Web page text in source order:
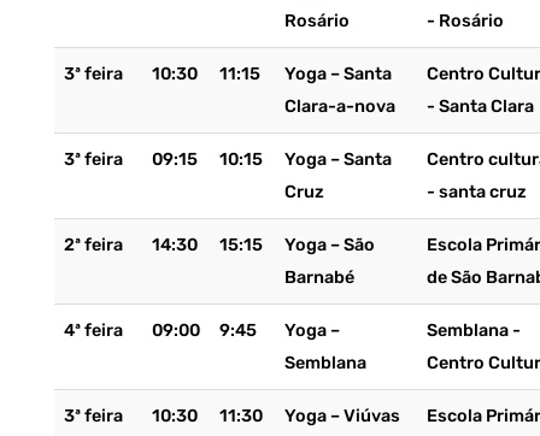
Rosário
- Rosário
3ª feira 10:30 11:15
Yoga – Santa
Clara-a-nova
Centro
- Santa Clara
3ª feira 09:15 10:15
Yoga – Santa
Cruz
Centro
- santa cruz
2ª feira 14:30 15:15
Yoga – São
Barnabé
Escola
de São
4ª feira 09:00 9:45
Yoga –
Semblana
Semblana -
Centro
3ª feira 10:30 11:30 Yoga – Viúvas
Escola